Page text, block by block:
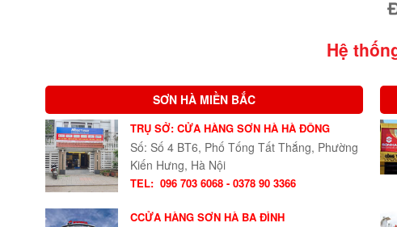
Hệ
SƠN HÀ MIỀN BẮC
TRỤ SỞ: CỬA HÀNG SƠN HÀ HÀ ĐÔNG
Số: Số 4 BT6, Phố Tống Tất Thắng, Phường
Kiến Hưng, Hà Nội
TEL: 096 703 6068 - 0378 90 3366
CCỬA HÀNG SƠN HÀ BA ĐÌNH